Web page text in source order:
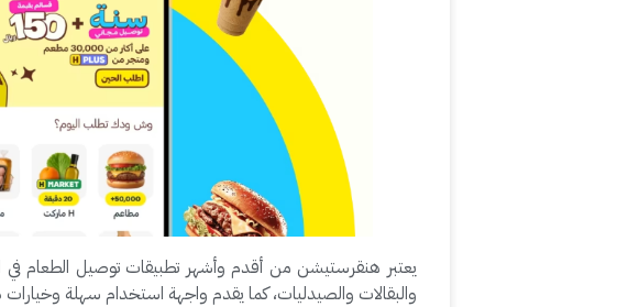
يعتبر هنقرستيشن من أقدم وأشهر تطبيقات توصيل الطعام
والبقالات والصيدليات، كما يقدم واجهة استخدام سهلة